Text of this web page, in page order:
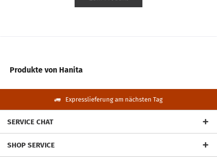
Produkte von Hanita
Expresslieferung am nächsten Tag
SERVICE CHAT
SHOP SERVICE